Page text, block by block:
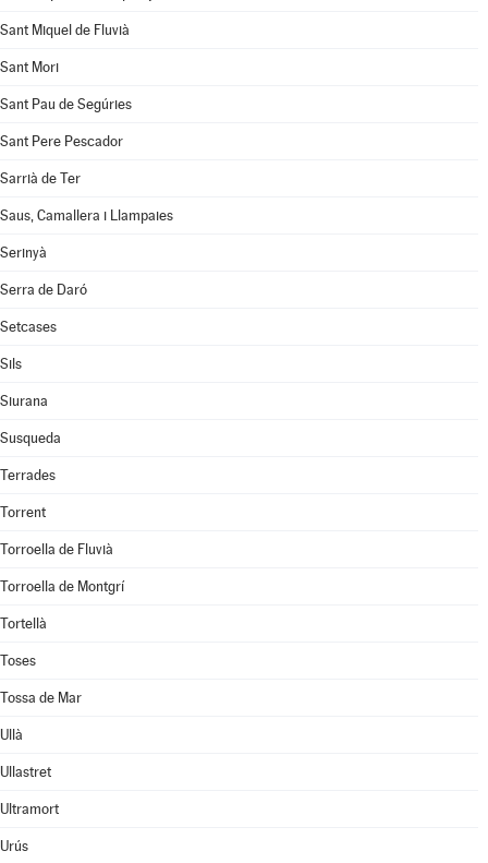
Sant Miquel de Fluvià
Sant Mori
Sant Pau de Segúries
Sant Pere Pescador
Sarrià de Ter
Saus, Camallera i Llampaies
Serinyà
Serra de Daró
Setcases
Sils
Siurana
Susqueda
Terrades
Torrent
Torroella de Fluvià
Torroella de Montgrí
Tortellà
Toses
Tossa de Mar
Ullà
Ullastret
Ultramort
Urús